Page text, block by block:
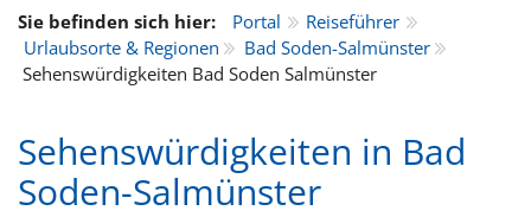
Sie befinden sich hier: Portal
Reiseführer
Urlaubsorte & Regionen
Bad Soden-Salmünster
Sehenswürdigkeiten Bad Soden Salmünster
Sehenswürdigkeiten in Bad
Soden-Salmünster